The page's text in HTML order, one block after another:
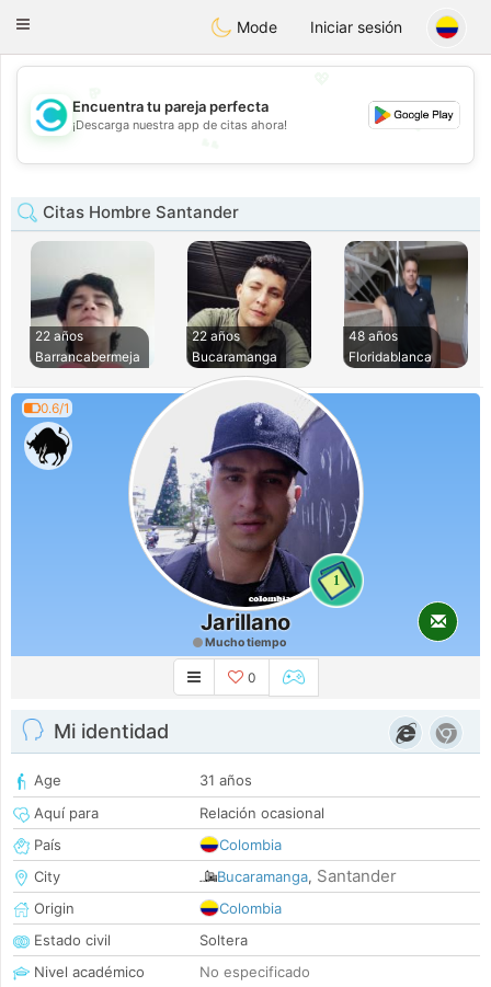
olombiaCitas
Toggle
Mode Iniciar sesión
💕
Encuentra tu pareja perfecta
¡Descarga nuestra app de citas ahora!
Citas Hombre Santander
22 años
Barrancabermeja
22 años
Bucaramanga
48 años
Floridablanca
0.6/1
1
Jarillano
Mucho tiempo
0
Mi identidad
Age
31 años
Aquí para
Relación ocasional
País
Colombia
City
Bucaramanga, Santander
Origin
Colombia
Estado civil
Soltera
Nivel académico
No especificado